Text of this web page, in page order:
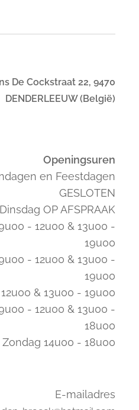
De Cockstraat 22, 9470
DENDERLEEUW (België)
Openingsuren
en Feestdagen
GESLOTEN
Dinsdag OP AFSPRAAK
- 12u00 & 13u00 -
19u00
- 12u00 & 13u00 -
19u00
& 13u00 - 19u00
- 12u00 & 13u00 -
18u00
Zondag 14u00 - 18u00
E-mailadres